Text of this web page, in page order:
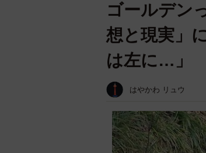
ゴールデン
想と現実」
は左に…」
はやかわ リュウ